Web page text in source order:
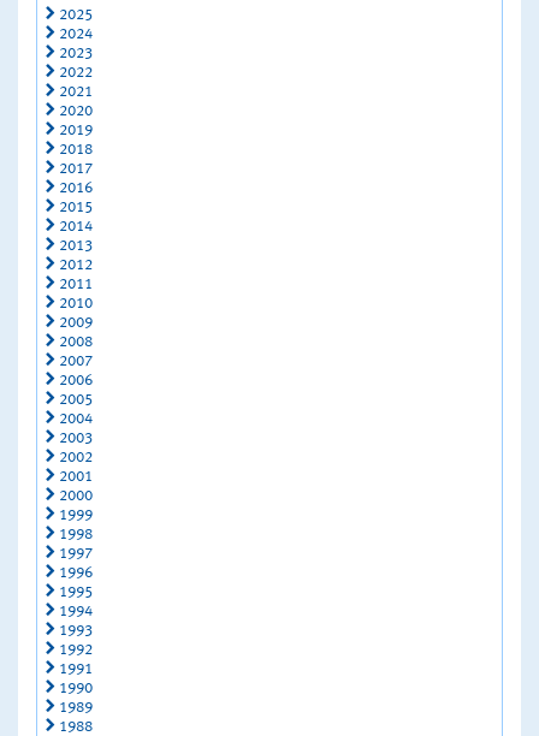
2025
2024
2023
2022
2021
2020
2019
2018
2017
2016
2015
2014
2013
2012
2011
2010
2009
2008
2007
2006
2005
2004
2003
2002
2001
2000
1999
1998
1997
1996
1995
1994
1993
1992
1991
1990
1989
1988